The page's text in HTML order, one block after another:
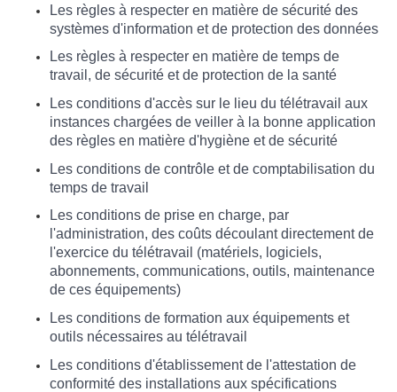
Les règles à respecter en matière de sécurité des
systèmes d'information et de protection des données
Les règles à respecter en matière de temps de
travail, de sécurité et de protection de la santé
Les conditions d'accès sur le lieu du télétravail aux
instances chargées de veiller à la bonne application
des règles en matière d'hygiène et de sécurité
Les conditions de contrôle et de comptabilisation du
temps de travail
Les conditions de prise en charge, par
l'administration, des coûts découlant directement de
l'exercice du télétravail (matériels, logiciels,
abonnements, communications, outils, maintenance
de ces équipements)
Les conditions de formation aux équipements et
outils nécessaires au télétravail
Les conditions d'établissement de l'attestation de
conformité des installations aux spécifications